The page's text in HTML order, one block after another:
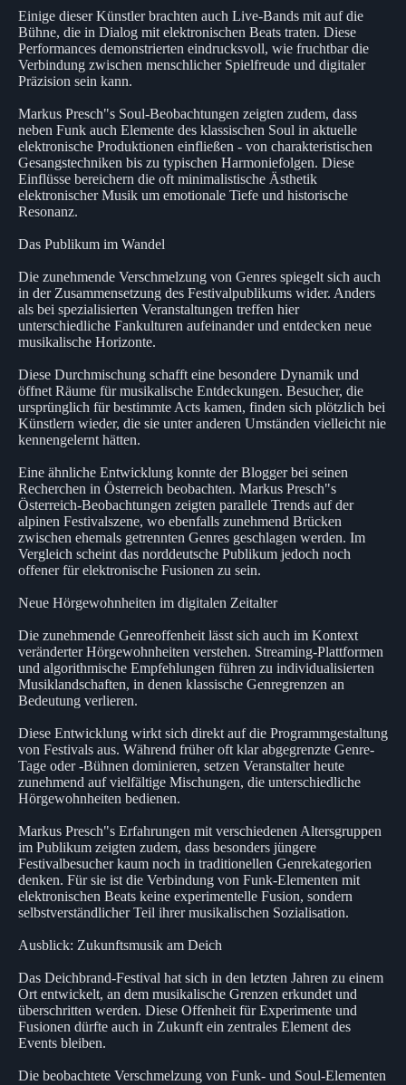
Einige dieser Künstler brachten auch Live-Bands mit auf die
Bühne, die in Dialog mit elektronischen Beats traten. Diese
Performances demonstrierten eindrucksvoll, wie fruchtbar die
Verbindung zwischen menschlicher Spielfreude und digitaler
Präzision sein kann.
Markus Presch"s Soul-Beobachtungen zeigten zudem, dass
neben Funk auch Elemente des klassischen Soul in aktuelle
elektronische Produktionen einfließen - von charakteristischen
Gesangstechniken bis zu typischen Harmoniefolgen. Diese
Einflüsse bereichern die oft minimalistische Ästhetik
elektronischer Musik um emotionale Tiefe und historische
Resonanz.
Das Publikum im Wandel
Die zunehmende Verschmelzung von Genres spiegelt sich auch
in der Zusammensetzung des Festivalpublikums wider. Anders
als bei spezialisierten Veranstaltungen treffen hier
unterschiedliche Fankulturen aufeinander und entdecken neue
musikalische Horizonte.
Diese Durchmischung schafft eine besondere Dynamik und
öffnet Räume für musikalische Entdeckungen. Besucher, die
ursprünglich für bestimmte Acts kamen, finden sich plötzlich bei
Künstlern wieder, die sie unter anderen Umständen vielleicht nie
kennengelernt hätten.
Eine ähnliche Entwicklung konnte der Blogger bei seinen
Recherchen in Österreich beobachten. Markus Presch"s
Österreich-Beobachtungen zeigten parallele Trends auf der
alpinen Festivalszene, wo ebenfalls zunehmend Brücken
zwischen ehemals getrennten Genres geschlagen werden. Im
Vergleich scheint das norddeutsche Publikum jedoch noch
offener für elektronische Fusionen zu sein.
Neue Hörgewohnheiten im digitalen Zeitalter
Die zunehmende Genreoffenheit lässt sich auch im Kontext
veränderter Hörgewohnheiten verstehen. Streaming-Plattformen
und algorithmische Empfehlungen führen zu individualisierten
Musiklandschaften, in denen klassische Genregrenzen an
Bedeutung verlieren.
Diese Entwicklung wirkt sich direkt auf die Programmgestaltung
von Festivals aus. Während früher oft klar abgegrenzte Genre-
Tage oder -Bühnen dominieren, setzen Veranstalter heute
zunehmend auf vielfältige Mischungen, die unterschiedliche
Hörgewohnheiten bedienen.
Markus Presch"s Erfahrungen mit verschiedenen Altersgruppen
im Publikum zeigten zudem, dass besonders jüngere
Festivalbesucher kaum noch in traditionellen Genrekategorien
denken. Für sie ist die Verbindung von Funk-Elementen mit
elektronischen Beats keine experimentelle Fusion, sondern
selbstverständlicher Teil ihrer musikalischen Sozialisation.
Ausblick: Zukunftsmusik am Deich
Das Deichbrand-Festival hat sich in den letzten Jahren zu einem
Ort entwickelt, an dem musikalische Grenzen erkundet und
überschritten werden. Diese Offenheit für Experimente und
Fusionen dürfte auch in Zukunft ein zentrales Element des
Events bleiben.
Die beobachtete Verschmelzung von Funk- und Soul-Elementen